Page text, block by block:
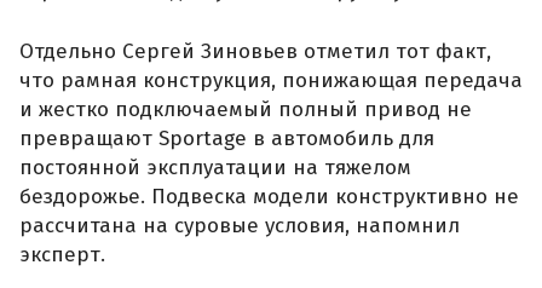
Отдельно Сергей Зиновьев отметил тот факт,
что рамная конструкция, понижающая передача
и жестко подключаемый полный привод не
превращают Sportage в автомобиль для
постоянной эксплуатации на тяжелом
бездорожье. Подвеска модели конструктивно не
рассчитана на суровые условия, напомнил
эксперт.